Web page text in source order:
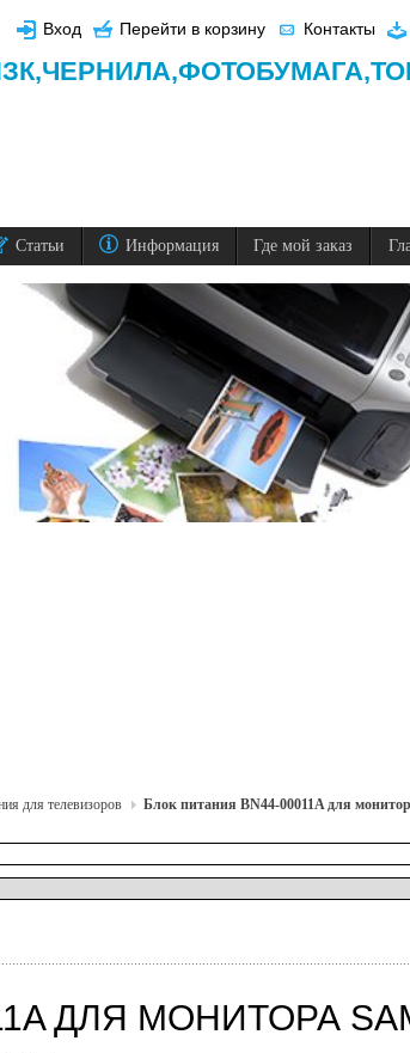
Вход Перейти в корзину Контакты
ЧЕРНИЛА,ФОТОБУМАГА,
Статьи Информация Где мой заказ
для телевизоров
Блок питания BN44-00011A для
ДЛЯ МОНИТОРА